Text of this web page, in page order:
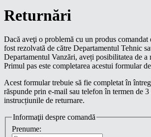
Returnări
Dacă aveţi o problemă cu un produs comandat
fost rezolvată de către Departamentul Tehnic
Departamentul Vanzări, aveți posibilitatea de a
Primul pas este completarea acestui formular
Acest formular trebuie să fie completat în
răspunde prin e-mail sau telefon în termen de
instrucțiunile de returnare.
Informaţii despre comandă
Prenume: